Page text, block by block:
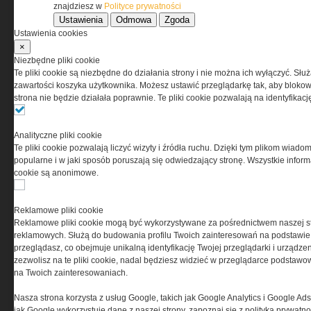
Korzystanie z portalu jest równoznaczne
przez Grupa MEDIUM Spółka z ograniczoną
odpowiedzialnością Spółka komandytowa, nr KRS:
0000537655, NIP 1132860378, REGON 146393437
(zwana dalej Grupa MEDIUM) w postaci Regulaminu.
Ta witryna wykorzystuje pliki cookies do przechowywania
informacji na Twoim komputerze. Pliki cookies stosujemy
w celu świadczenia usług na najwyższym poziomie,
w tym w sposób dostosowany do indywidualnych potrzeb.
cookies oznacza, że będą one zamieszczane w Twoim
urządzeniu końcowym. W każdym momencie możesz
znajdziesz w Polityce prywatności
Ustawienia Odmowa Zgoda
Ustawienia cookies
×
Niezbędne pliki cookie
Te pliki cookie są niezbędne do działania strony i nie można ich wyłączyć.
zawartości koszyka użytkownika. Możesz ustawić przeglądarkę tak, aby
strona nie będzie działała poprawnie. Te pliki cookie pozwalają na
Analityczne pliki cookie
Te pliki cookie pozwalają liczyć wizyty i źródła ruchu. Dzięki tym plikom
popularne i w jaki sposób poruszają się odwiedzający stronę. Wszystkie
cookie są anonimowe.
Reklamowe pliki cookie
Reklamowe pliki cookie mogą być wykorzystywane za pośrednictwem naszej
reklamowych. Służą do budowania profilu Twoich zainteresowań na
przeglądasz, co obejmuje unikalną identyfikację Twojej przeglądarki i
zezwolisz na te pliki cookie, nadal będziesz widzieć w przeglądarce
na Twoich zainteresowaniach.
Nasza strona korzysta z usług Google, takich jak Google Analytics i Google